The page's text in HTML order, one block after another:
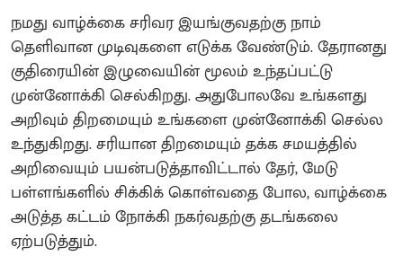
நமது வாழ்க்கை சரிவர இயங்குவதற்கு நாம்
தெளிவான முடிவுகளை எடுக்க வேண்டும். தேரானது
குதிரையின் இழுவையின் மூலம் உந்தப்பட்டு
முன்னோக்கி செல்கிறது. அதுபோலவே உங்களது
அறிவும் திறமையும் உங்களை முன்னோக்கி செல்ல
உந்துகிறது. சரியான திறமையும் தக்க சமயத்தில்
அறிவையும் பயன்படுத்தாவிட்டால் தேர், மேடு
பள்ளங்களில் சிக்கிக் கொள்வதை போல, வாழ்க்கை
அடுத்த கட்டம் நோக்கி நகர்வதற்கு தடங்கலை
ஏற்படுத்தும்.